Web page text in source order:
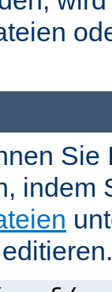
Sie
indem
editieren.